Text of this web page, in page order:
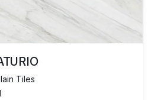
Tiles